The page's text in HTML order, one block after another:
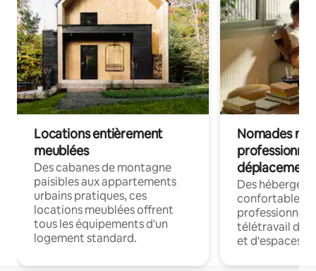
Locations entièrement
meublées
Des cabanes de montagne
paisibles aux appartements
urbains pratiques, ces
locations meublées offrent
tous les équipements d'un
logement standard.
Nomades
déplacement
Des
confortables
professionnels
télétravail
et d'espaces